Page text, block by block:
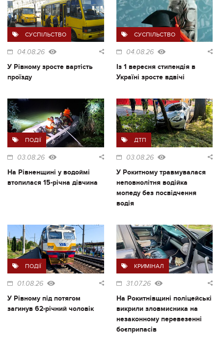
СУСПІЛЬСТВО
04.08.26
У Рівному зросте вартість
проїзду
СУСПІЛЬСТВО
04.08.26
Із 1 вересня стипендія в
Україні зросте вдвічі
ПОДІЇ
03.08.26
На Рівненщині у водоймі
втопилася 15-річна дівчина
ДТП
03.08.26
У Рокитному травмувалася
неповнолітня водійка
мопеду без посвідчення
водія
ПОДІЇ
01.08.26
У Рівному під потягом
загинув 62-річний чоловік
КРИМІНАЛ
31.07.26
На Рокитнівщині поліцейські
викрили зловмисника на
незаконному перевезенні
боєприпасів